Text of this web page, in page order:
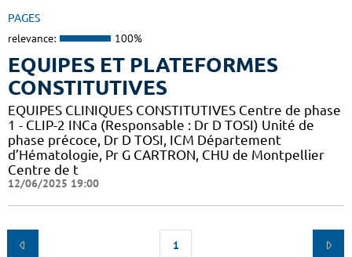
PAGES
relevance: 100%
EQUIPES ET PLATEFORMES
CONSTITUTIVES
EQUIPES CLINIQUES CONSTITUTIVES Centre de phase
1 - CLIP-2 INCa (Responsable : Dr D TOSI) Unité de
phase précoce, Dr D TOSI, ICM Département
d’Hématologie, Pr G CARTRON, CHU de Montpellier
Centre de t
12/06/2025 19:00
1